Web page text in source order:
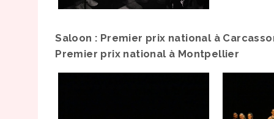
Saloon : Premier prix national à
Premier prix national à Montpellier